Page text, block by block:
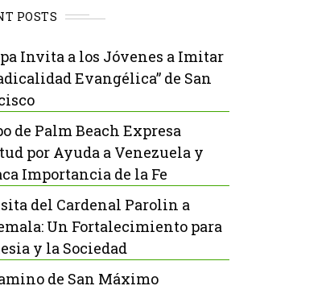
POSTS
Invita a los Jóvenes a Imitar
Evangélica” de San
de Palm Beach Expresa
por Ayuda a Venezuela y
Importancia de la Fe
del Cardenal Parolin a
Un Fortalecimiento para
y la Sociedad
de San Máximo